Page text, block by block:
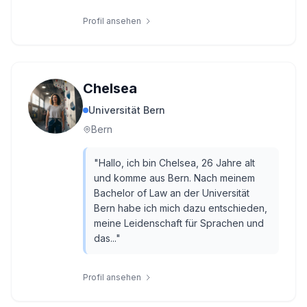
Profil ansehen
Chelsea
Universität Bern
Bern
"Hallo, ich bin Chelsea, 26 Jahre alt
und komme aus Bern. Nach meinem
Bachelor of Law an der Universität
Bern habe ich mich dazu entschieden,
meine Leidenschaft für Sprachen und
das..."
Profil ansehen